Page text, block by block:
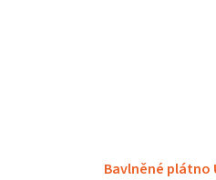
Bavlněné plátno